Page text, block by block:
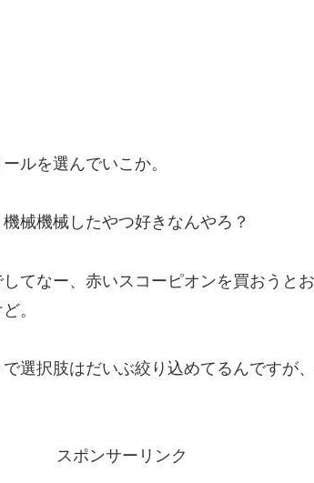
ルを選んでいこか。
械機械したやつ好きなんやろ？
てなー、赤いスコーピオンを買おうと
。
選択肢はだいぶ絞り込めてるんですが
スポンサーリンク